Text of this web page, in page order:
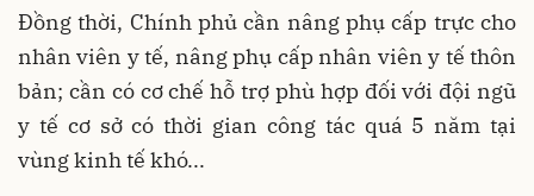
Đồng thời, Chính phủ cần nâng phụ cấp trực cho
nhân viên y tế, nâng phụ cấp nhân viên y tế thôn
bản; cần có cơ chế hỗ trợ phù hợp đối với đội ngũ
y tế cơ sở có thời gian công tác quá 5 năm tại
vùng kinh tế khó...